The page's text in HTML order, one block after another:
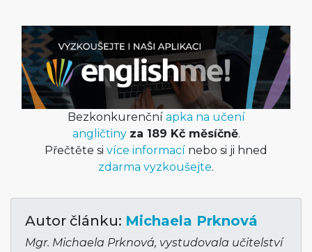
Bezkonkurenční apka na učení
angličtiny za 189 Kč měsíčně.
Přečtěte si více informací nebo si ji hned
zdarma vyzkoušejte.
Autor článku: Michaela Prknová
Mgr. Michaela Prknová, vystudovala učitelství